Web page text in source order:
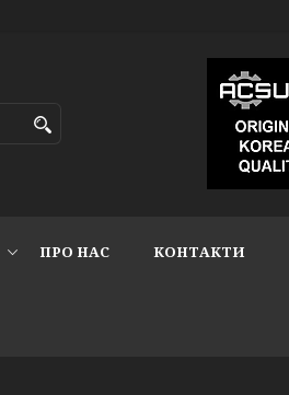
ПРО НАС КОНТАКТИ